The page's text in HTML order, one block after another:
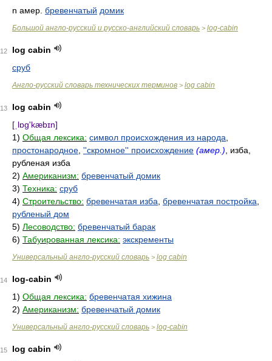
n амер. бревенчатый домик
Большой англо-русский и русско-английский словарь > log-cabin
12
log cabin
сруб
Англо-русский словарь технических терминов > log cabin
13
log cabin
[ˌlɒg'kæbɪn]
1) Общая лексика: символ происхождения из народа
простонародное ''скромное'' происхождение (амер.) , изба,
рубленая изба
2) Американизм: бревенчатый домик
3) Техника: сруб
4) Строительство: бревенчатая изба бревенчатая постройка
рубленый дом
5) Лесоводство: бревенчатый барак
6) Табуированная лексика: экскременты
Универсальный англо-русский словарь > log cabin
14
log-cabin
1) Общая лексика: бревенчатая хижина
2) Американизм: бревенчатый домик
Универсальный англо-русский словарь > log-cabin
15
log cabin